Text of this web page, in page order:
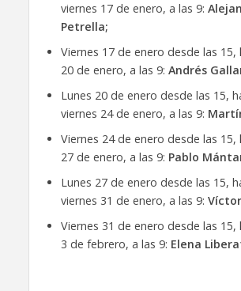
viernes 17 de enero, a las 9:
Petrella;
Viernes 17 de enero desde las 15,
20 de enero, a las 9: Andrés
Lunes 20 de enero desde las 15,
viernes 24 de enero, a las 9:
Viernes 24 de enero desde las 15,
27 de enero, a las 9: Pablo
Lunes 27 de enero desde las 15,
viernes 31 de enero, a las 9:
Viernes 31 de enero desde las 15,
3 de febrero, a las 9: Elena